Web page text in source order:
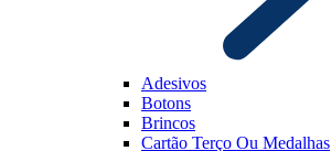
Adesivos
Botons
Brincos
Cartão Terço Ou Medalhas